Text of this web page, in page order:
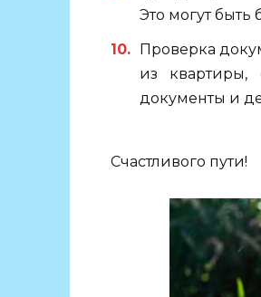
Это могут быть
Проверка
из квартиры,
документы и
Счастливого пути!